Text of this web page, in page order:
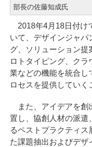
部長の佐藤知成氏
2018年4月18日付け
いて、デザインジャパ
グ、ソリューション提
ロトタイピング、ク
業などの機能を統合し
ロセスを提供していく
また、アイデアを創
置し、協創人材の派遣
るペストプラクティ
た課題抽出およびデザ